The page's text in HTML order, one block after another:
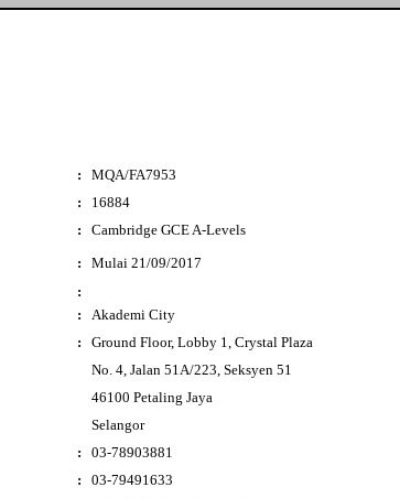
:
MQA/FA7953
:
16884
:
Cambridge GCE A-Levels
:
Mulai 21/09/2017
:
:
Akademi City
:
Ground Floor, Lobby 1, Crystal Plaza
No. 4, Jalan 51A/223, Seksyen 51
46100 Petaling Jaya
Selangor
:
03-78903881
:
03-79491633